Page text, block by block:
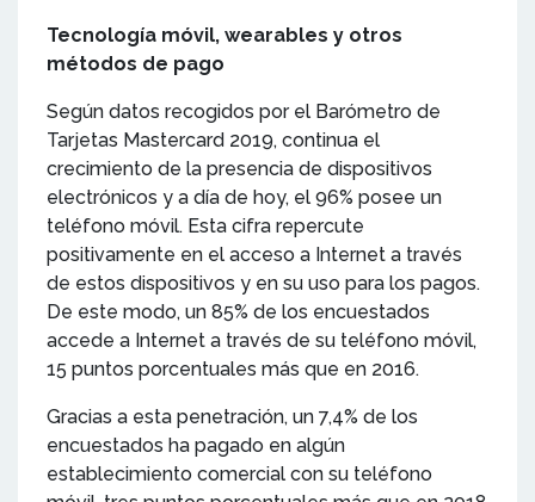
Tecnología móvil, wearables y otros
métodos de pago
Según datos recogidos por el Barómetro de
Tarjetas Mastercard 2019, continua el
crecimiento de la presencia de dispositivos
electrónicos y a día de hoy, el 96% posee un
teléfono móvil. Esta cifra repercute
positivamente en el acceso a Internet a través
de estos dispositivos y en su uso para los pagos.
De este modo, un 85% de los encuestados
accede a Internet a través de su teléfono móvil,
15 puntos porcentuales más que en 2016.
Gracias a esta penetración, un 7,4% de los
encuestados ha pagado en algún
establecimiento comercial con su teléfono